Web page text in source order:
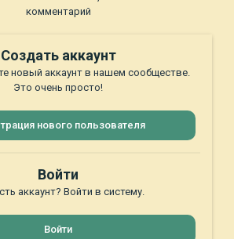
комментарий
Создать аккаунт
новый аккаунт в нашем сообществе.
Это очень просто!
нового пользователя
Войти
аккаунт? Войти в систему.
Войти